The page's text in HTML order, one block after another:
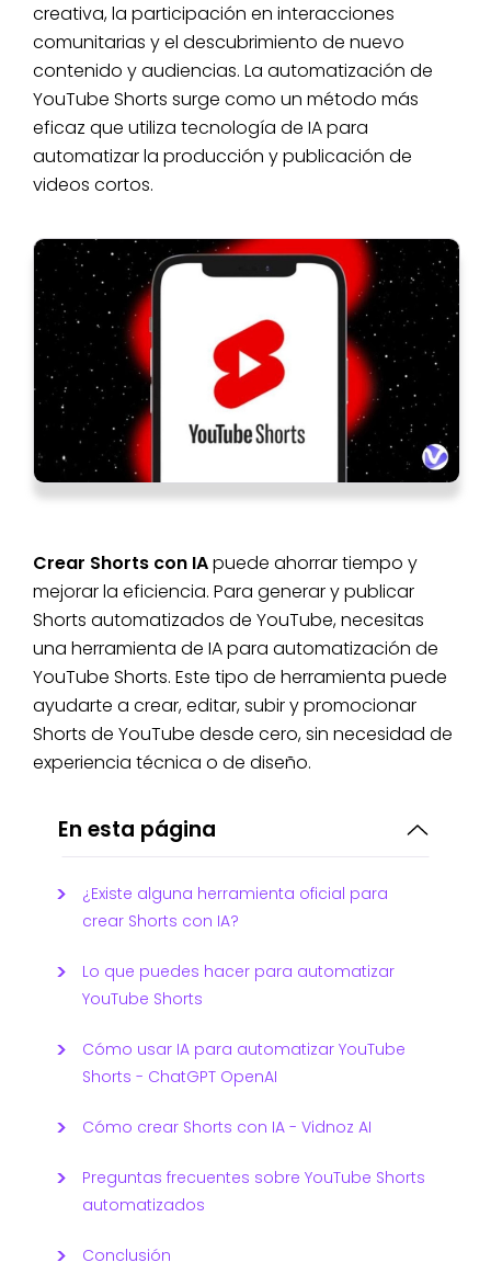
creativa, la participación en interacciones
comunitarias y el descubrimiento de nuevo
contenido y audiencias. La automatización de
YouTube Shorts surge como un método más
eficaz que utiliza tecnología de IA para
automatizar la producción y publicación de
videos cortos.
Crear Shorts con IApuede ahorrar tiempo y
mejorar la eficiencia. Para generar y publicar
Shorts automatizados de YouTube, necesitas
una herramienta de IA para automatización de
YouTube Shorts. Este tipo de herramienta puede
ayudarte a crear, editar, subir y promocionar
Shorts de YouTube desde cero, sin necesidad de
experiencia técnica o de diseño.
En esta página
¿Existe alguna herramienta oficial para
crear Shorts con IA?
Lo que puedes hacer para automatizar
YouTube Shorts
Cómo usar IA para automatizar YouTube
Shorts - ChatGPT OpenAI
Cómo crear Shorts con IA - Vidnoz AI
Preguntas frecuentes sobre YouTube Shorts
automatizados
Conclusión